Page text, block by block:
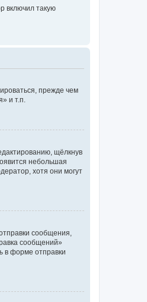
включил такую
прежде чем
и т.п.
щёлкнув
небольшая
хотя они могут
сообщения,
сообщений»
в форме отправки